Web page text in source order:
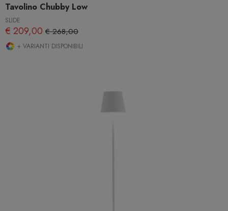
Tavolino Chubby Low
SLIDE
€ 209,00 € 268,00
+ VARIANTI DISPONIBILI